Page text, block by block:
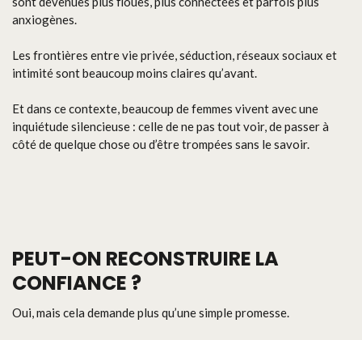
anxiogènes.
Les frontières entre vie privée, séduction, réseaux sociaux et
intimité sont beaucoup moins claires qu’avant.
Et dans ce contexte, beaucoup de femmes vivent avec une
inquiétude silencieuse : celle de ne pas tout voir, de passer à
côté de quelque chose ou d’être trompées sans le savoir.
PEUT-ON RECONSTRUIRE LA
CONFIANCE ?
Oui, mais cela demande plus qu’une simple promesse.